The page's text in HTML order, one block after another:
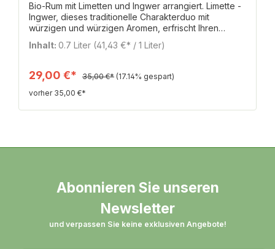
Bio-Rum mit Limetten und Ingwer arrangiert. Limette -
Ingwer, dieses traditionelle Charakterduo mit
würzigen und würzigen Aromen, erfrischt Ihren
Gaumen. Goldmedaille bei den WORLD SPIRIT
AWARDS 2021. Rum* Limette* Ingwer* Zucker* *aus
Inhalt: 0.7 Liter (41,43 €* / 1 Liter)
29,00 €* 35,00 €* (17.14% gespart)
vorher 35,00 €*
Abonnieren Sie unseren
Newsletter
und verpassen Sie keine exklusiven Angebote!